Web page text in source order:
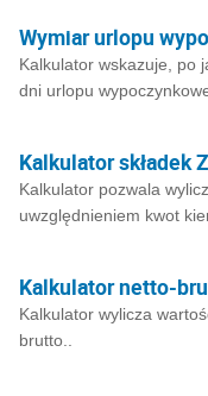
Wymiar urlopu
Kalkulator wskazuje, po
dni urlopu
Kalkulator składek
Kalkulator pozwala
uwzględnieniem kwot
Kalkulator netto-
Kalkulator wylicza
brutto..